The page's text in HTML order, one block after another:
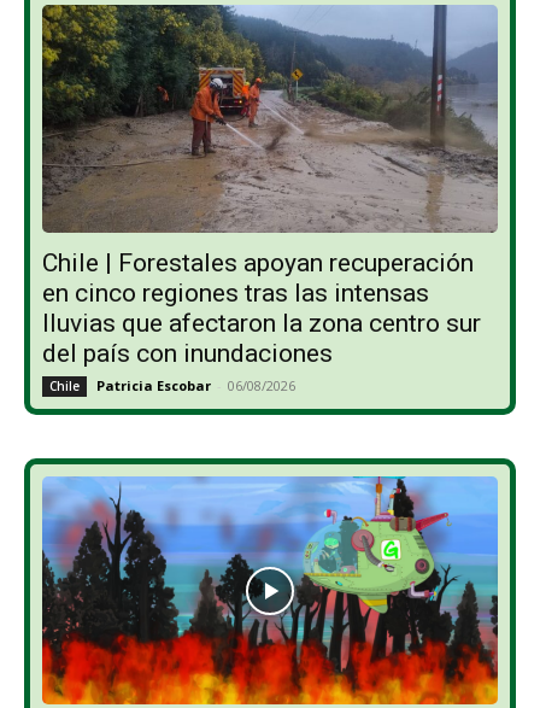
Chile | Forestales apoyan recuperación
en cinco regiones tras las intensas
lluvias que afectaron la zona centro sur
del país con inundaciones
Chile Patricia Escobar - 06/08/2026